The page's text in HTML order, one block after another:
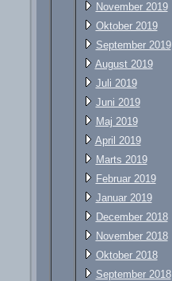
November 2019
Oktober 2019
September 2019
August 2019
Juli 2019
Juni 2019
Maj 2019
April 2019
Marts 2019
Februar 2019
Januar 2019
December 2018
November 2018
Oktober 2018
September 2018